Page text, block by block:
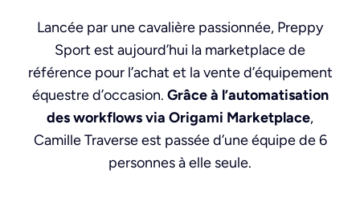
Lancée par une cavalière passionnée, Preppy
Sport est aujourd’hui la marketplace de
référence pour l’achat et la vente d’équipement
équestre d’occasion. Grâce à l’automatisation
des workflows via Origami Marketplace,
Camille Traverse est passée d’une équipe de 6
personnes à elle seule.